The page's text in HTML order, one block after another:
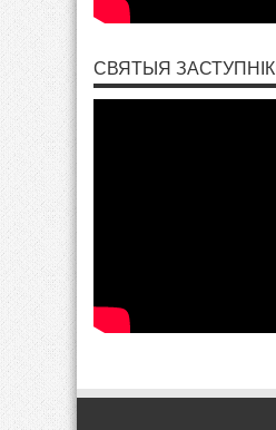
СВЯТЫЯ ЗАСТУПНІКІ